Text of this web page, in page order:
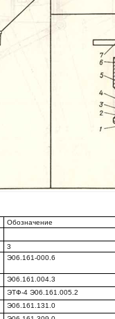
Обозначение
3
Э06.161-000.6
Э06.161.004.3
ЭТФ-4 Э06.161.005.2
Э06.161.131.0